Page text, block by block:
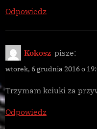
Odpowiedz
Kokosz pisze:
wtorek, 6 grudnia 2016 o
Trzymam kciuki za
Odpowiedz